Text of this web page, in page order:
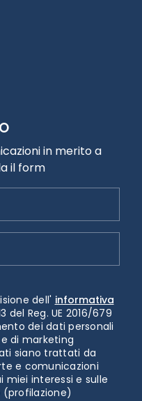
in merito a
il form
dell' informativa
del Reg. UE 2016/679
dei dati personali
di marketing
siano trattati da
e comunicazioni
miei interessi e sulle